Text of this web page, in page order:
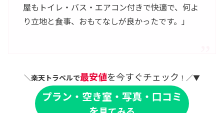
屋もトイレ・バス・エアコン付きで快適で、何よ
り立地と食事、おもてなしが良かったです。」
＼楽天トラベルで最安値を今すぐチェック ！／▼
プラン・空き室・写真・口コミ